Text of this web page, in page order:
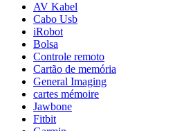
AV Kabel
Cabo Usb
iRobot
Bolsa
Controle remoto
Cartão de memória
General Imaging
cartes mémoire
Jawbone
Fitbit